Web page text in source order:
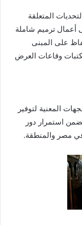
المتعلقة
أعمال ترميم شاملة
على المبنى
وقاعات العرض
المعنية لتوفير
استمرار دور
في مصر والمنطقة.